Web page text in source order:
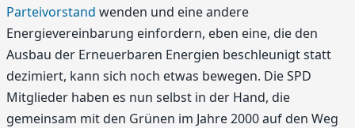
Parteivorstand wenden und eine andere
Energievereinbarung einfordern, eben eine, die den
Ausbau der Erneuerbaren Energien beschleunigt statt
dezimiert, kann sich noch etwas bewegen. Die SPD
Mitglieder haben es nun selbst in der Hand, die
gemeinsam mit den Grünen im Jahre 2000 auf den Weg